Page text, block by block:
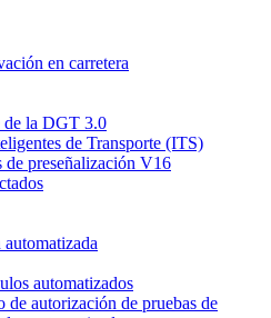
en carretera
de la DGT 3.0
de Transporte (ITS)
de preseñalización V16
automatizados
de autorización de pruebas de